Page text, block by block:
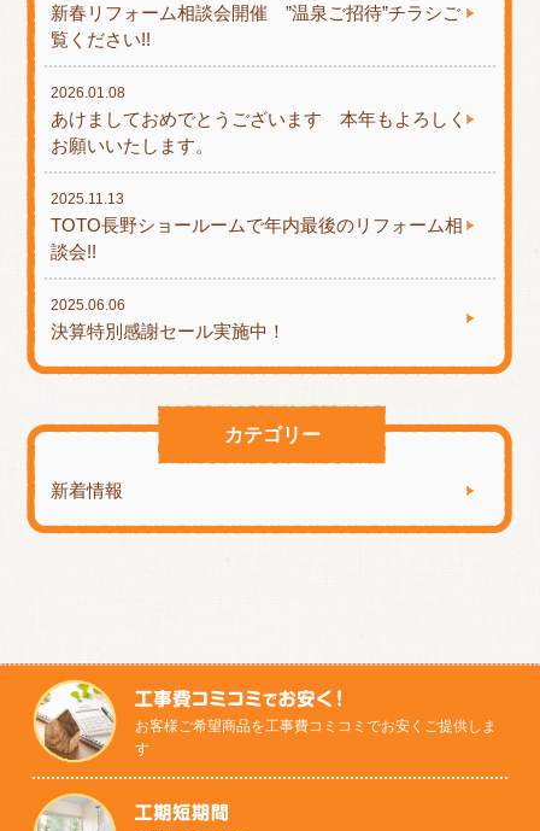
新春リフォーム相談会開催 ”温泉ご招待”チラシご
覧ください!!
2026.01.08
あけましておめでとうございます 本年もよろしく
お願いいたします。
2025.11.13
TOTO長野ショールームで年内最後のリフォーム相
談会!!
2025.06.06
決算特別感謝セール実施中！
カテゴリー
新着情報
お客様ご希望商品を工事費コミコミでお安くご提供しま
す